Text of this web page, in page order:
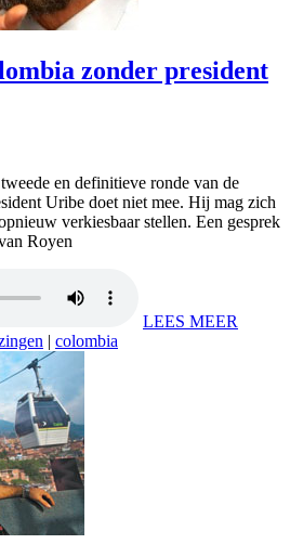
zonder president
en definitieve ronde van de
Uribe doet niet mee. Hij mag zich
verkiesbaar stellen. Een gesprek
Royen
LEES MEER
| colombia